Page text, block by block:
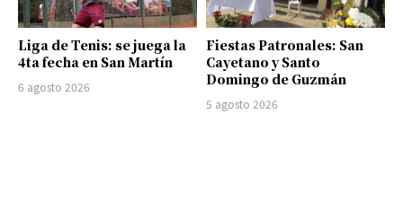
Liga de Tenis: se juega la
4ta fecha en San Martín
6 agosto 2026
Fiestas Patronales: San
Cayetano y Santo
Domingo de Guzmán
5 agosto 2026